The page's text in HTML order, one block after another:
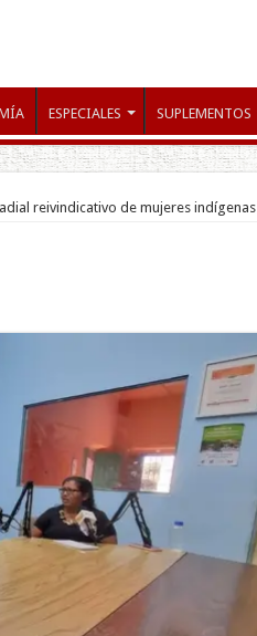
ESPECIALES SUPLEMENTOS
reivindicativo de mujeres indígenas